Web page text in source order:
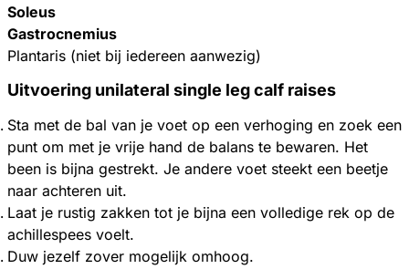
Soleus
Gastrocnemius
Plantaris (niet bij iedereen aanwezig)
Uitvoering unilateral single leg calf raises
Sta met de bal van je voet op een verhoging en zoek een
punt om met je vrije hand de balans te bewaren. Het
been is bijna gestrekt. Je andere voet steekt een beetje
naar achteren uit.
Laat je rustig zakken tot je bijna een volledige rek op de
achillespees voelt.
Duw jezelf zover mogelijk omhoog.